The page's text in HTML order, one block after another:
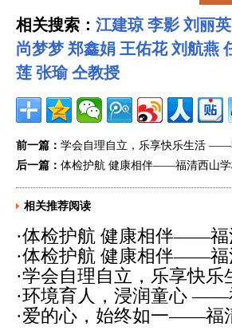
相关搜索： 江建琼 李影 刘丽英
尚梦梦 郑鑫娟 王佑花 刘航燕
莲 张瑜 仝教授
前一篇： 学会自理自立，乐享快乐生活 ——
后一篇： 体检护航 健康相伴——福清西山学
相关推荐阅读
·体检护航 健康相伴——福
29)
·体检护航 健康相伴——福
29)
·学会自理自立，乐享快
28)
·环境育人，浸润童心 ——
化评比纪实(2019-10-22)
·爱的心，始终如一——福